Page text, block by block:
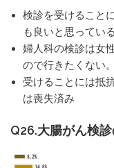
検診を受けること
も良いと思ってい
婦人科の検診は女
ので行きたくない
受けることには抵
は喪失済み
Q26.大腸がん検